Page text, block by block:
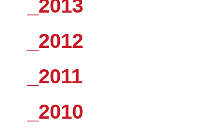
_2013
_2012
_2011
_2010